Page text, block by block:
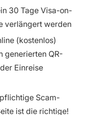
30 Tage Visa-on-
verlängert werden
(kostenlos)
generierten QR-
Einreise
Scam-
ist die richtige!